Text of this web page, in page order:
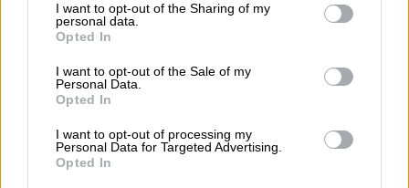
I want to opt-out of the Sharing of my
personal data.
Opted In
I want to opt-out of the Sale of my
Personal Data.
Opted In
I want to opt-out of processing my
Personal Data for Targeted Advertising.
Opted In
ört- och kryddöl
mindless philosopher - barbados rum ba
€ 14,09
EINWEG
0,33 L BURK - € 42,70 / LTR